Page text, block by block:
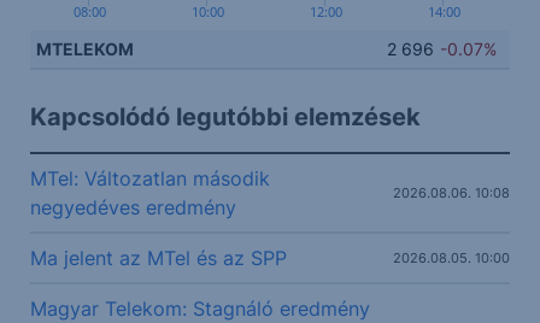
08:00 10:00 12:00 14:00
MTELEKOM 2 696 -0.07%
Kapcsolódó legutóbbi elemzések
MTel: Változatlan második
negyedéves eredmény
2026.08.06. 10:08
Ma jelent az MTel és az SPP 2026.08.05. 10:00
Magyar Telekom: Stagnáló eredmény